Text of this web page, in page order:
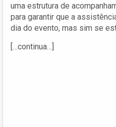
uma estrutura de
para garantir que a
dia do evento, mas sim se
[…continua…]